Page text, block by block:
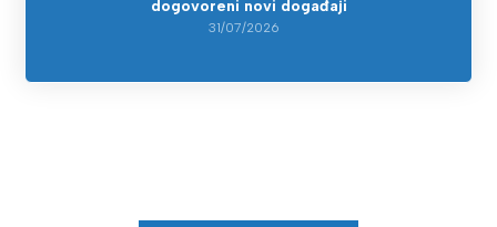
dogovoreni novi događaji
31/07/2026